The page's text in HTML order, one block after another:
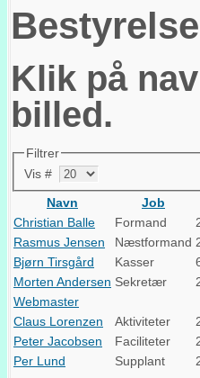
Klik på
billed.
Filtrer
Vis #
Navn Job
Christian Balle
Formand
Rasmus Jensen
Næstformand
Bjørn Tirsgård
Kasser
Morten Andersen Sekretær
Webmaster
Claus Lorenzen
Aktiviteter
Peter Jacobsen
Faciliteter
Per Lund
Supplant